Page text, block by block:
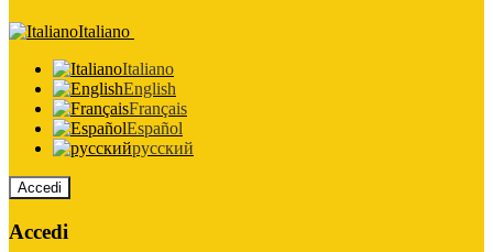
Italiano
Italiano
English
Français
Español
русский
Accedi
Accedi